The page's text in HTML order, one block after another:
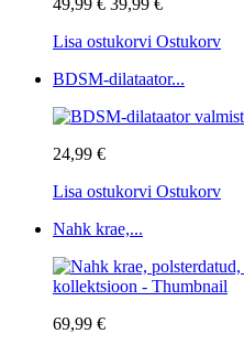
Lisa ostukorvi Ostukorv
BDSM-dilataator...
24,99 €
Lisa ostukorvi Ostukorv
Nahk krae,...
69,99 €